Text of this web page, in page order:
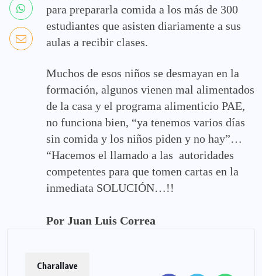
para prepararla comida a los más de 300
estudiantes que asisten diariamente a sus
aulas a recibir clases.
Muchos de esos niños se desmayan en la
formación, algunos vienen mal alimentados
de la casa y el programa alimenticio PAE,
no funciona bien, “ya tenemos varios días
sin comida y los niños piden y no hay”…
“Hacemos el llamado a las autoridades
competentes para que tomen cartas en la
inmediata SOLUCIÓN…!!
Por Juan Luis Correa
Charallave